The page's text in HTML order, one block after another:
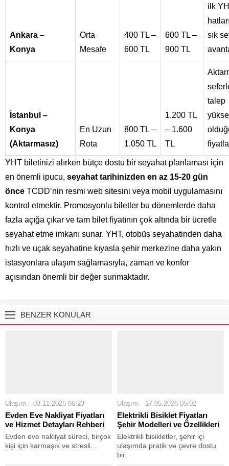
Ankara –
Konya
Orta
Mesafe
400 TL –
600 TL
600 TL –
900 TL
ilk
sık
İstanbul –
Konya
(Aktarmasız)
En Uzun
Rota
800 TL –
1.050 TL
1.200 TL
– 1.600
TL
talep
YHT biletinizi alırken bütçe dostu bir seyahat planlaması için
en önemli ipucu, seyahat tarihinizden en az 15-20 gün
önce TCDD’nin resmi web sitesini veya mobil uygulamasını
kontrol etmektir. Promosyonlu biletler bu dönemlerde daha
fazla açığa çıkar ve tam bilet fiyatının çok altında bir ücretle
seyahat etme imkanı sunar. YHT, otobüs seyahatinden daha
hızlı ve uçak seyahatine kıyasla şehir merkezine daha yakın
istasyonlara ulaşım sağlamasıyla, zaman ve konfor
açısından önemli bir değer sunmaktadır.
BENZER KONULAR
Ulaşım 03.11.2025 06:23
Evden Eve Nakliyat Fiyatları
ve Hizmet Detayları Rehberi
Evden eve nakliyat süreci, birçok
kişi için karmaşık ve stresli...
Ulaşım 17.05.2026 05:02
Elektrikli Bisiklet Fiyatları
Şehir Modelleri ve Özellikleri
Elektrikli bisikletler, şehir içi
ulaşımda pratik ve çevre dostu
bir...